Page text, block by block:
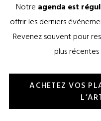
Notre agenda est
offrir les derniers
Revenez souvent pour
plus
ACHETEZ VOS